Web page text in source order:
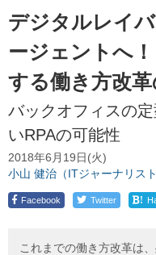
デジタルレイ
ージェントへ
する働き方改
バックオフィスの
いRPAの可能性
2018年6月19日(火)
小山 健治（ITジャーナリスト
Facebook Twitter !
これまでの働き方改革は